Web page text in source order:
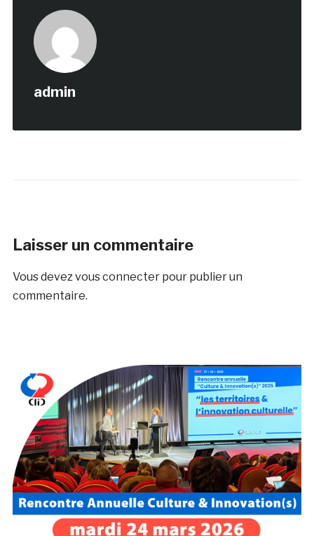
admin
Laisser un commentaire
Vous devezvous connecterpour publier un
commentaire.